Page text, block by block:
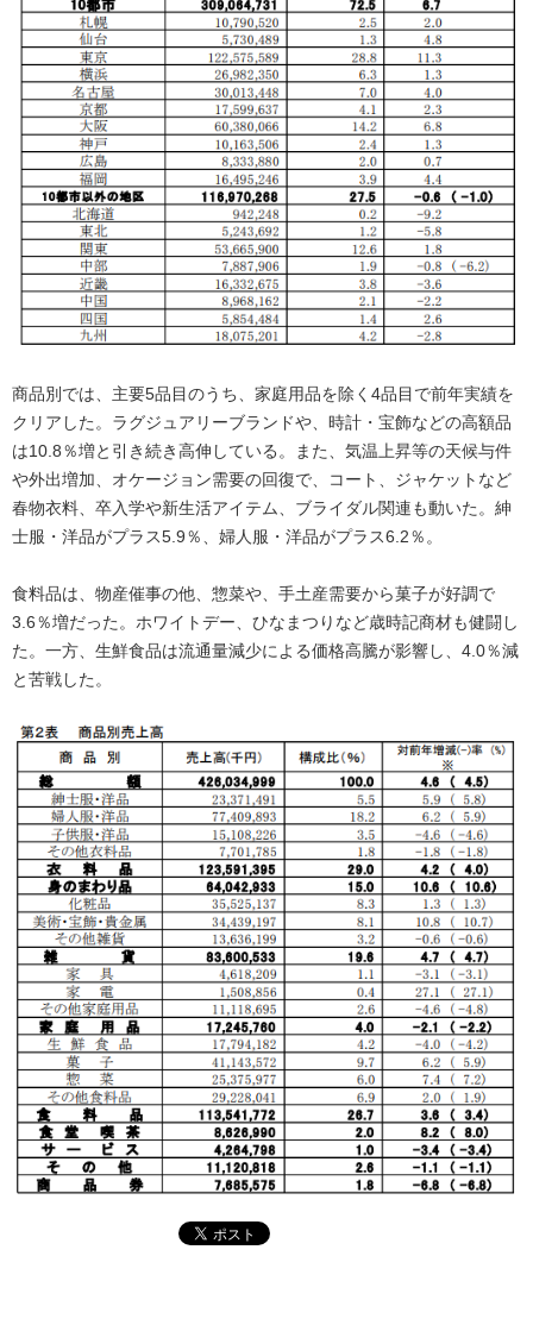
商品別では、主要5品目のうち、家庭用品を除く4品目で前年実績を
クリアした。ラグジュアリーブランドや、時計・宝飾などの高額品
は10.8％増と引き続き高伸している。また、気温上昇等の天候与件
や外出増加、オケージョン需要の回復で、コート、ジャケットなど
春物衣料、卒入学や新生活アイテム、ブライダル関連も動いた。紳
士服・洋品がプラス5.9％、婦人服・洋品がプラス6.2％。
食料品は、物産催事の他、惣菜や、手土産需要から菓子が好調で
3.6％増だった。ホワイトデー、ひなまつりなど歳時記商材も健闘し
た。一方、生鮮食品は流通量減少による価格高騰が影響し、4.0％減
と苦戦した。